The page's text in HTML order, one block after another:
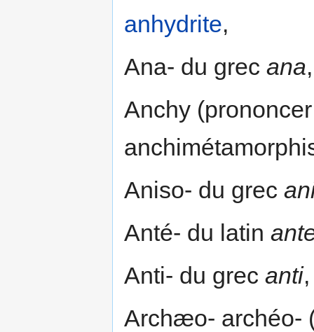
anhydrite,
Ana- du grec ana
Anchy
Aniso- du grec
Anté- du latin
Anti- du grec anti
Archæo- archéo-